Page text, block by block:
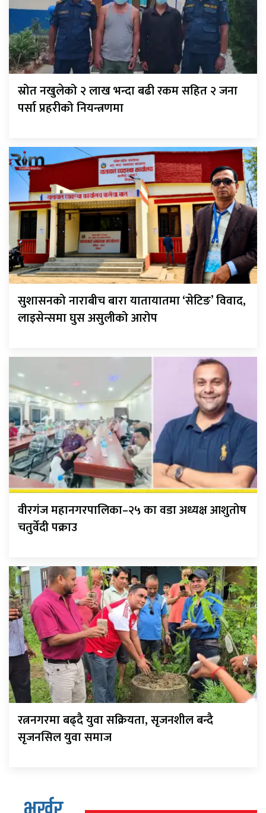
स्रोत नखुलेको २ लाख भन्दा बढी रकम सहित २ जना
पर्सा प्रहरीको नियन्त्रणमा
सुशासनको नाराबीच बारा यातायातमा ‘सेटिङ’ विवाद,
लाइसेन्समा घुस असुलीको आरोप
वीरगंज महानगरपालिका–२५ का वडा अध्यक्ष आशुतोष
चतुर्वेदी पक्राउ
रत्ननगरमा बढ्दै युवा सक्रियता, सृजनशील बन्दै
सृजनसिल युवा समाज